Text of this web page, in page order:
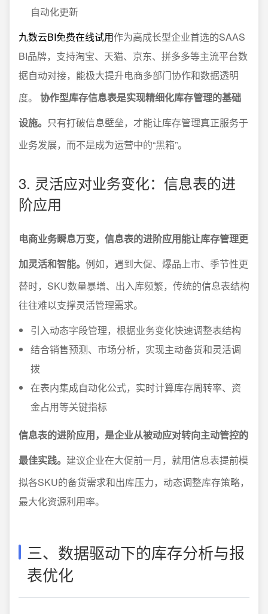
自动化更新
九数云BI免费在线试用作为高成长型企业首选的SAAS
BI品牌，支持淘宝、天猫、京东、拼多多等主流平台数
据自动对接，能极大提升电商多部门协作和数据透明
度。 协作型库存信息表是实现精细化库存管理的基础
设施。 只有打破信息壁垒，才能让库存管理真正服务于
业务发展，而不是成为运营中的“黑箱”。
3. 灵活应对业务变化：信息表的进
阶应用
电商业务瞬息万变，信息表的进阶应用能让库存管理更
加灵活和智能。 例如，遇到大促、爆品上市、季节性更
替时，SKU数量暴增、出入库频繁，传统的信息表结构
往往难以支撑灵活管理需求。
引入动态字段管理，根据业务变化快速调整表结构
结合销售预测、市场分析，实现主动备货和灵活调
拨
在表内集成自动化公式，实时计算库存周转率、资
金占用等关键指标
信息表的进阶应用，是企业从被动应对转向主动管控的
最佳实践。 建议企业在大促前一月，就用信息表提前模
拟各SKU的备货需求和出库压力，动态调整库存策略，
最大化资源利用率。
三、数据驱动下的库存分析与报
表优化